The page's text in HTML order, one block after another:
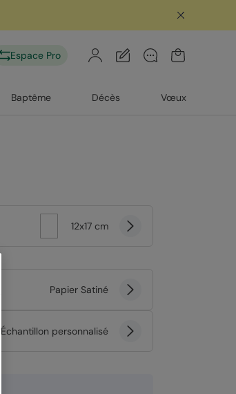
Espace Pro
Baptême Décès Vœux
12x17 cm
Papier Satiné
Échantillon personnalisé